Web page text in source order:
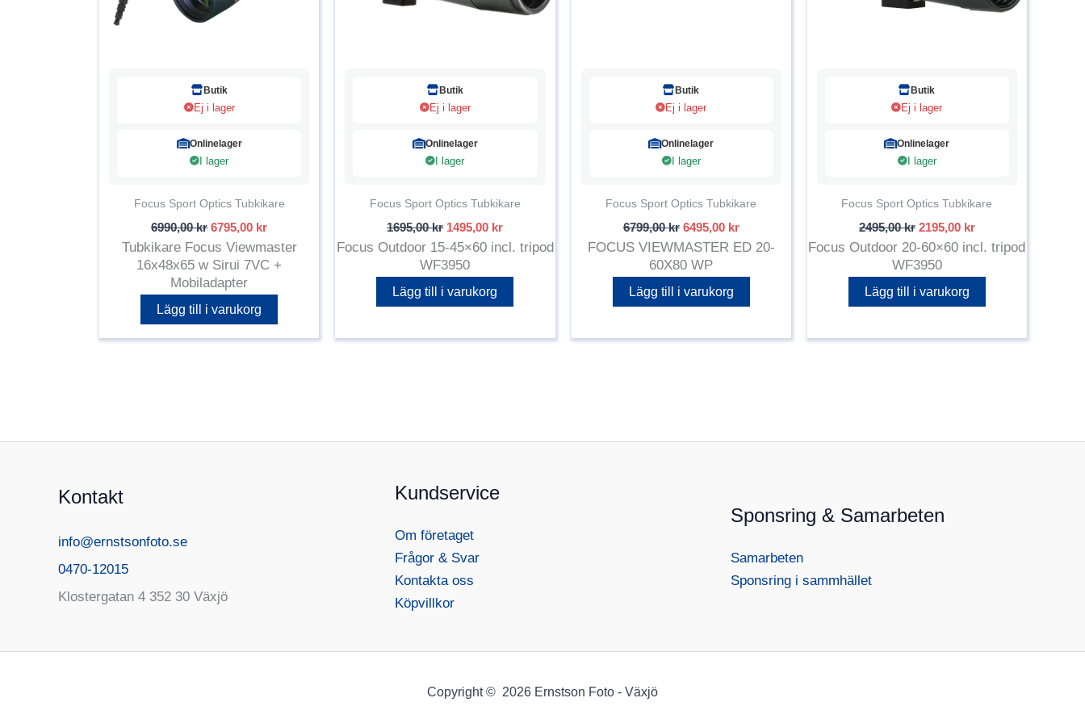
Butik
Ej i lager
Onlinelager
I lager
Focus Sport Optics Tubkikare
6990,00kr Det
priset
var:
6990,00 kr.
6795,00 krDet
priset
är:
Tubkikare Focus Viewmaster
16x48x65 w Sirui 7VC +
Mobiladapter
Lägg till i varukorg
Butik
Ej i lager
Onlinelager
I lager
Focus Sport Optics Tubkikare
1695,00kr Det
priset
var:
1695,00 kr.
1495,00 krDet
priset
Focus Outdoor 15-45×60 incl. tripod
WF3950
Lägg till i varukorg
Butik
Ej i lager
Onlinelager
I lager
Focus Sport Optics Tubkikare
6799,00kr Det
priset
var:
6799,00 kr.
6495,00 krDet
priset
FOCUS VIEWMASTER ED 20-
60X80 WP
Lägg till i varukorg
Butik
Ej i lager
Onlinelager
I lager
Focus Sport Optics Tubkikare
2495,00kr Det
priset
var:
2495,00 kr.
2195,00 krDet
priset
Focus Outdoor 20-60×60 incl. tripod
WF3950
Lägg till i varukorg
Kontakt
info@ernstsonfoto.se
0470-12015
Klostergatan 4 352 30 Växjö
Kundservice
Om företaget
Frågor & Svar
Kontakta oss
Köpvillkor
Sponsring & Samarbeten
Samarbeten
Sponsring i sammhället
Copyright © 2026 Ernstson Foto - Växjö